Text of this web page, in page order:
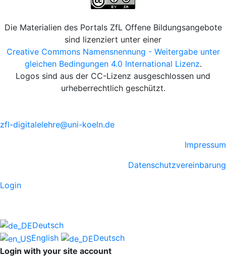
Die Materialien des Portals ZfL Offene Bildungsangebote
sind lizenziert unter einer
Creative Commons Namensnennung - Weitergabe unter
gleichen Bedingungen 4.0 International Lizenz.
Logos sind aus der CC-Lizenz ausgeschlossen und
urheberrechtlich geschützt.
zfl-digitalelehre@uni-koeln.de
Impressum
Datenschutzvereinbarung
Login
Deutsch
English
Deutsch
Login with your site account